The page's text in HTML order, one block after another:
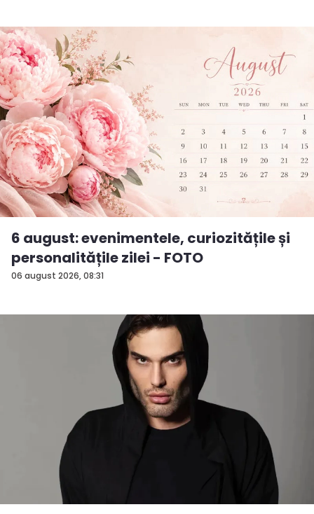
06 august 2026, 08:31
6 august: evenimentele, curiozitățile și
personalitățile zilei - FOTO